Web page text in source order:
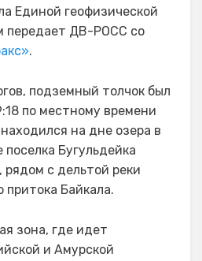
Единой геофизической
передает ДВ-РОСС со
.
подземный толчок был
по местному времени
на дне озера в
Бугульдейка
рядом с дельтой реки
притока Байкала.
зона, где идет
и Амурской